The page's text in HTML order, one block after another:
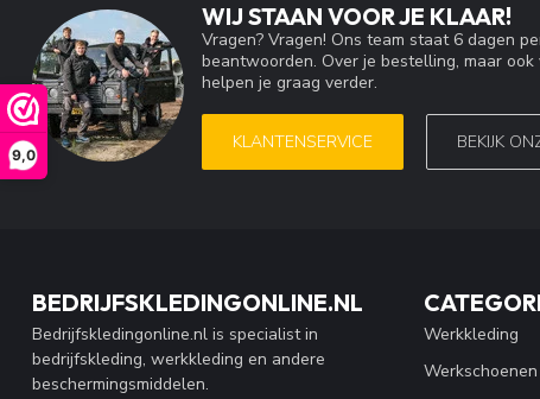
9,0
WIJ STAAN VOOR JE KLAAR!
Vragen? Vragen! Ons team staat 6 dagen
beantwoorden. Over je bestelling, maar
helpen je graag verder.
KLANTENSERVICE BEKIJK
BEDRIJFSKLEDINGONLINE.NL
Bedrijfskledingonline.nl is specialist in
bedrijfskleding, werkkleding en andere
beschermingsmiddelen.
Werkkleding
Werkschoenen